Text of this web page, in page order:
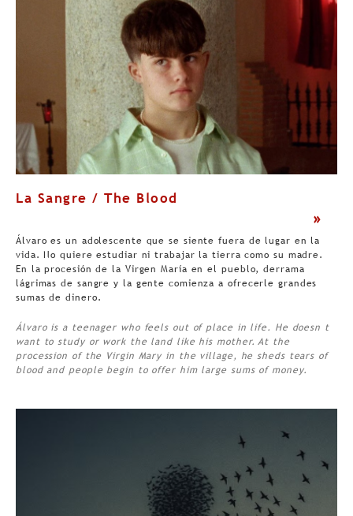
La Sangre / The Blood
Álvaro es un adolescente que se siente fuera de lugar en la
vida. No quiere estudiar ni trabajar la tierra como su madre.
En la procesión de la Virgen María en el pueblo, derrama
lágrimas de sangre y la gente comienza a ofrecerle grandes
sumas de dinero.
Álvaro is a teenager who feels out of place in life. He doesn t
want to study or work the land like his mother. At the
procession of the Virgin Mary in the village, he sheds tears of
blood and people begin to offer him large sums of money.
>